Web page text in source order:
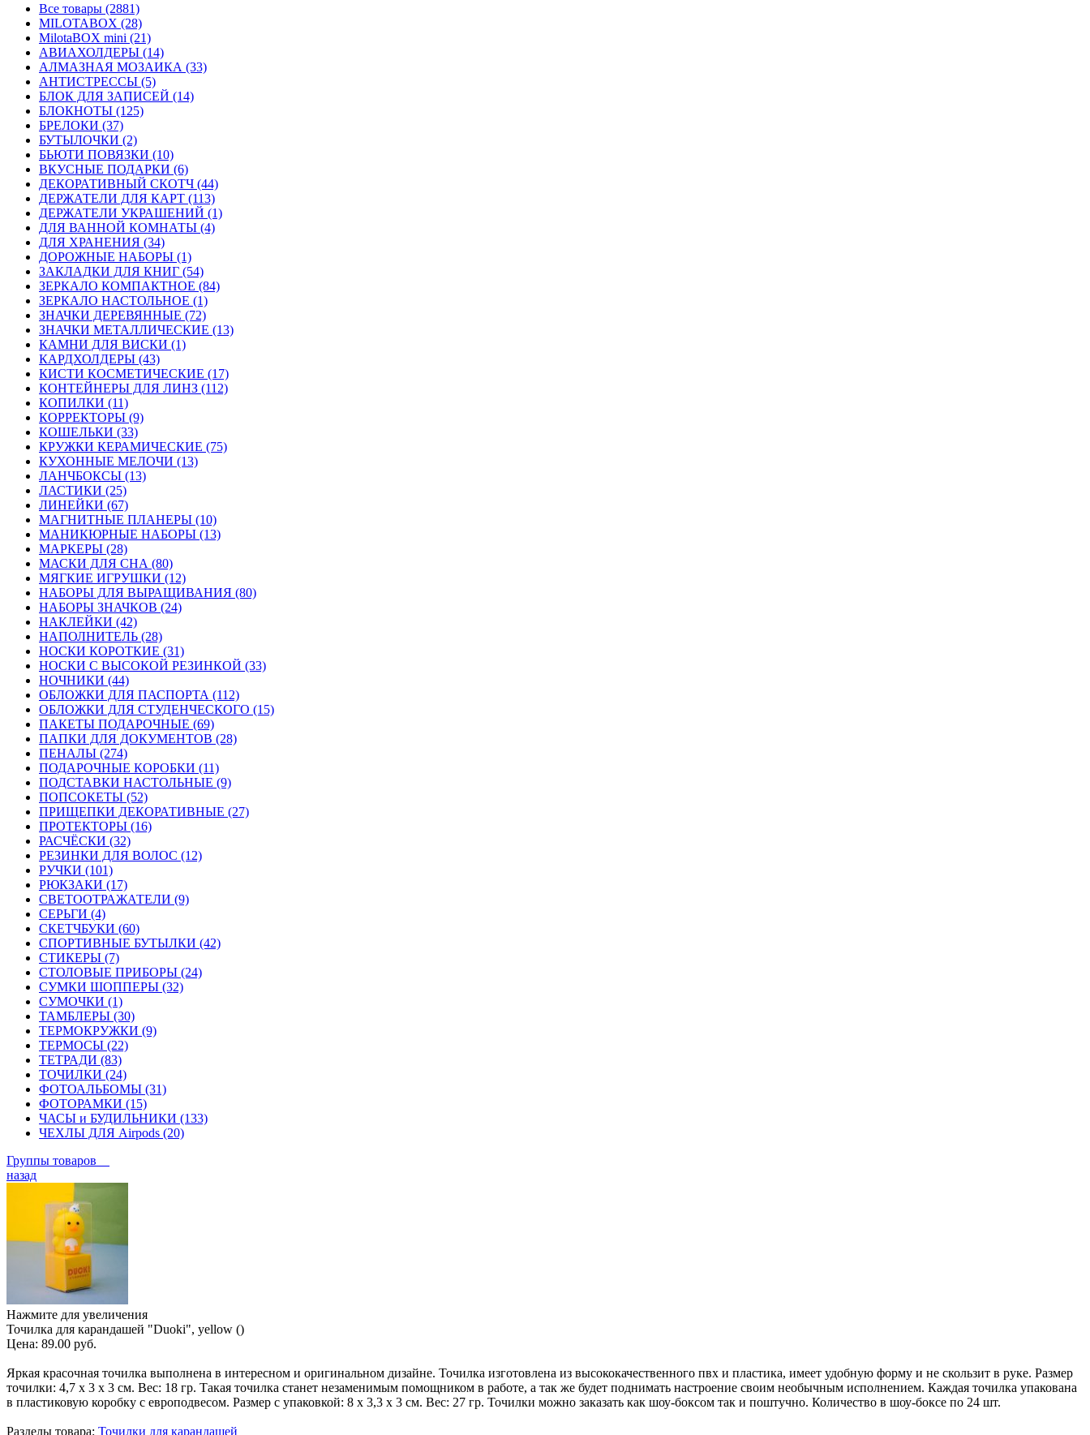
Все товары (2881)
MILOTABOX (28)
MilotaBOX mini (21)
АВИАХОЛДЕРЫ (14)
АЛМАЗНАЯ МОЗАИКА (33)
АНТИСТРЕССЫ (5)
БЛОК ДЛЯ ЗАПИСЕЙ (14)
БЛОКНОТЫ (125)
БРЕЛОКИ (37)
БУТЫЛОЧКИ (2)
БЬЮТИ ПОВЯЗКИ (10)
ВКУСНЫЕ ПОДАРКИ (6)
ДЕКОРАТИВНЫЙ СКОТЧ (44)
ДЕРЖАТЕЛИ ДЛЯ КАРТ (113)
ДЕРЖАТЕЛИ УКРАШЕНИЙ (1)
ДЛЯ ВАННОЙ КОМНАТЫ (4)
ДЛЯ ХРАНЕНИЯ (34)
ДОРОЖНЫЕ НАБОРЫ (1)
ЗАКЛАДКИ ДЛЯ КНИГ (54)
ЗЕРКАЛО КОМПАКТНОЕ (84)
ЗЕРКАЛО НАСТОЛЬНОЕ (1)
ЗНАЧКИ ДЕРЕВЯННЫЕ (72)
ЗНАЧКИ МЕТАЛЛИЧЕСКИЕ (13)
КАМНИ ДЛЯ ВИСКИ (1)
КАРДХОЛДЕРЫ (43)
КИСТИ КОСМЕТИЧЕСКИЕ (17)
КОНТЕЙНЕРЫ ДЛЯ ЛИНЗ (112)
КОПИЛКИ (11)
КОРРЕКТОРЫ (9)
КОШЕЛЬКИ (33)
КРУЖКИ КЕРАМИЧЕСКИЕ (75)
КУХОННЫЕ МЕЛОЧИ (13)
ЛАНЧБОКСЫ (13)
ЛАСТИКИ (25)
ЛИНЕЙКИ (67)
МАГНИТНЫЕ ПЛАНЕРЫ (10)
МАНИКЮРНЫЕ НАБОРЫ (13)
МАРКЕРЫ (28)
МАСКИ ДЛЯ СНА (80)
МЯГКИЕ ИГРУШКИ (12)
НАБОРЫ ДЛЯ ВЫРАЩИВАНИЯ (80)
НАБОРЫ ЗНАЧКОВ (24)
НАКЛЕЙКИ (42)
НАПОЛНИТЕЛЬ (28)
НОСКИ КОРОТКИЕ (31)
НОСКИ С ВЫСОКОЙ РЕЗИНКОЙ (33)
НОЧНИКИ (44)
ОБЛОЖКИ ДЛЯ ПАСПОРТА (112)
ОБЛОЖКИ ДЛЯ СТУДЕНЧЕСКОГО (15)
ПАКЕТЫ ПОДАРОЧНЫЕ (69)
ПАПКИ ДЛЯ ДОКУМЕНТОВ (28)
ПЕНАЛЫ (274)
ПОДАРОЧНЫЕ КОРОБКИ (11)
ПОДСТАВКИ НАСТОЛЬНЫЕ (9)
ПОПСОКЕТЫ (52)
ПРИЩЕПКИ ДЕКОРАТИВНЫЕ (27)
ПРОТЕКТОРЫ (16)
РАСЧЁСКИ (32)
РЕЗИНКИ ДЛЯ ВОЛОС (12)
РУЧКИ (101)
РЮКЗАКИ (17)
СВЕТООТРАЖАТЕЛИ (9)
СЕРЬГИ (4)
СКЕТЧБУКИ (60)
СПОРТИВНЫЕ БУТЫЛКИ (42)
СТИКЕРЫ (7)
СТОЛОВЫЕ ПРИБОРЫ (24)
СУМКИ ШОППЕРЫ (32)
СУМОЧКИ (1)
ТАМБЛЕРЫ (30)
ТЕРМОКРУЖКИ (9)
ТЕРМОСЫ (22)
ТЕТРАДИ (83)
ТОЧИЛКИ (24)
ФОТОАЛЬБОМЫ (31)
ФОТОРАМКИ (15)
ЧАСЫ и БУДИЛЬНИКИ (133)
ЧЕХЛЫ ДЛЯ Airpods (20)
Группы товаров
назад
Нажмите для увеличения
Точилка для карандашей "Duoki", yellow ()
Цена: 89.00 руб.
Яркая красочная точилка выполнена в интересном и оригинальном дизайне. Точилка изготовлена из высококачественного пвх и пластика, имеет удобную форму и не скользит в руке. Размер
точилки: 4,7 х 3 х 3 см. Вес: 18 гр. Такая точилка станет незаменимым помощником в работе, а так же будет поднимать настроение своим необычным исполнением. Каждая точилка упакована
в пластиковую коробку с европодвесом. Размер с упаковкой: 8 х 3,3 х 3 см. Вес: 27 гр. Точилки можно заказать как шоу-боксом так и поштучно. Количество в шоу-боксе по 24 шт.
Разделы товара: Точилки для карандашей